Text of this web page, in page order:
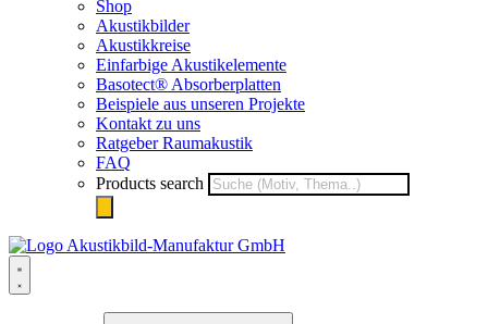
Shop
Akustikbilder
Akustikkreise
Einfarbige Akustikelemente
Basotect® Absorberplatten
Beispiele aus unseren Projekte
Kontakt zu uns
Ratgeber Raumakustik
FAQ
Products search